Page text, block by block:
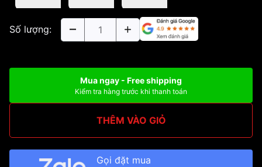
Số lượng:
Mua ngay - Free shipping
Kiểm tra hàng trước khi thanh toán
THÊM VÀO GIỎ
Gọi đặt mua